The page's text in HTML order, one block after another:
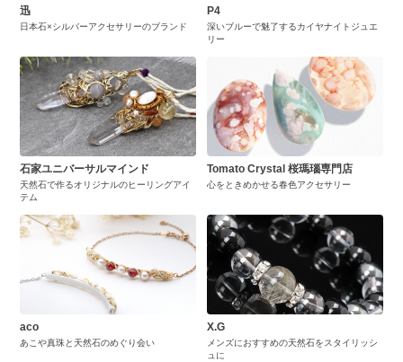
迅
日本石×シルバーアクセサリーのブランド
P4
深いブルーで魅了するカイヤナイトジュエ
リー
石家ユニバーサルマインド
天然石で作るオリジナルのヒーリングアイ
テム
Tomato Crystal 桜瑪瑙専門店
心をときめかせる春色アクセサリー
aco
あこや真珠と天然石のめぐり会い
X.G
メンズにおすすめの天然石をスタイリッシ
ュに